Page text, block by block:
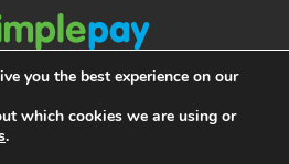
you the best experience on our
which cookies we are using or
.